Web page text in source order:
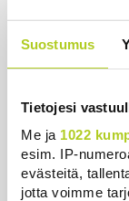
Suostumus
Tietojesi
Me ja 1022
esim. IP-
evästeitä,
jotta voimme
Khamenein
vaikeaa,
Uutiset